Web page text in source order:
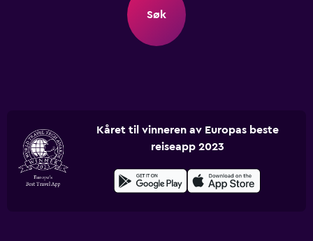
Søk
Kåret til vinneren av Europas beste
reiseapp 2023